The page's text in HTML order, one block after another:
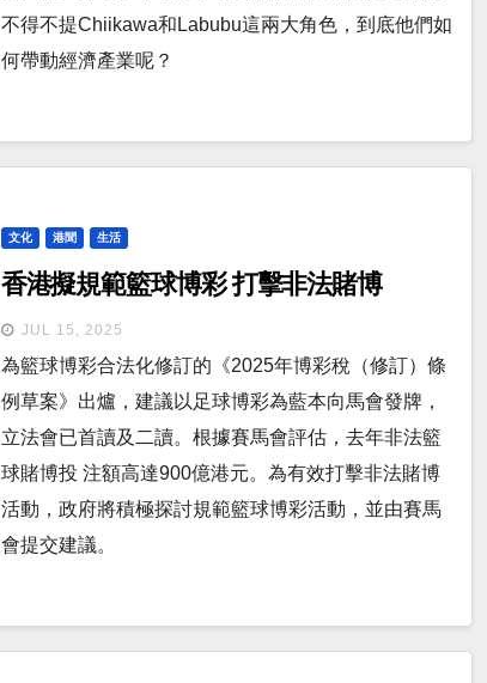
不得不提Chiikawa和Labubu這兩大角色，到底他們如
何帶動經濟產業呢？
文化 港聞 生活
香港擬規範籃球博彩 打擊非法賭博
JUL 15, 2025
為籃球博彩合法化修訂的《2025年博彩稅（修訂）條
例草案》出爐，建議以足球博彩為藍本向馬會發牌，
立法會已首讀及二讀。根據賽馬會評估，去年非法籃
球賭博投 注額高達900億港元。為有效打擊非法賭博
活動，政府將積極探討規範籃球博彩活動，並由賽馬
會提交建議。